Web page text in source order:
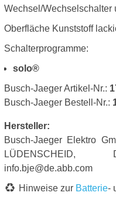
Wechsel/Wechselschalter
Oberfläche Kunststoff
Schalterprogramme:
solo®
Busch-Jaeger Artikel-Nr.:
Busch-Jaeger Bestell-Nr.:
Hersteller:
Busch-Jaeger Elektro
LÜDENSCHEID,
info.bje@de.abb.com
Hinweise zur Batterie-